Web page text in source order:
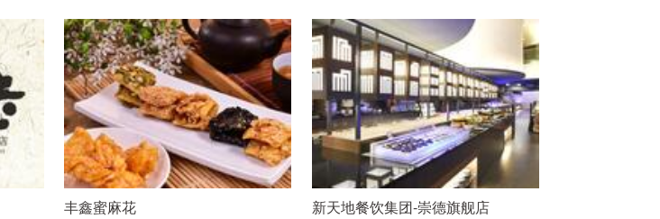
丰鑫蜜麻花 新天地餐饮集团-崇德旗舰店